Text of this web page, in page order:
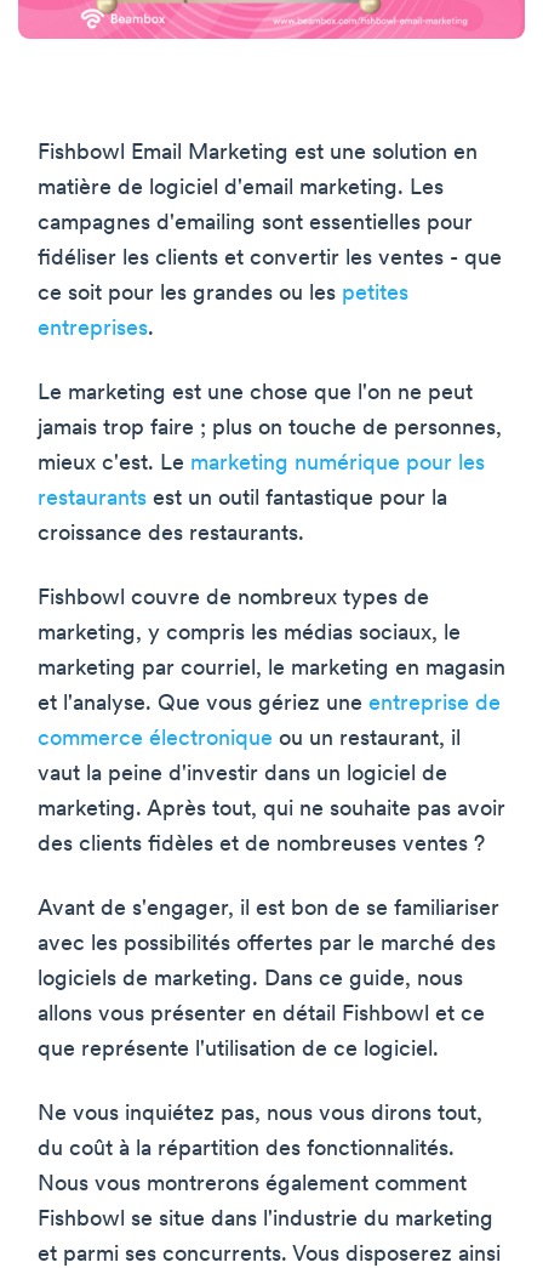
Fishbowl Email Marketing est une solution en
matière de logiciel d'email marketing. Les
campagnes d'emailing sont essentielles pour
fidéliser les clients et convertir les ventes - que
ce soit pour les grandes ou les petites
entreprises.
Le marketing est une chose que l'on ne peut
jamais trop faire ; plus on touche de personnes,
mieux c'est. Le marketing numérique pour les
restaurants est un outil fantastique pour la
croissance des restaurants.
Fishbowl couvre de nombreux types de
marketing, y compris les médias sociaux, le
marketing par courriel, le marketing en magasin
et l'analyse. Que vous gériez une entreprise de
commerce électronique ou un restaurant, il
vaut la peine d'investir dans un logiciel de
marketing. Après tout, qui ne souhaite pas avoir
des clients fidèles et de nombreuses ventes ?
Avant de s'engager, il est bon de se familiariser
avec les possibilités offertes par le marché des
logiciels de marketing. Dans ce guide, nous
allons vous présenter en détail Fishbowl et ce
que représente l'utilisation de ce logiciel.
Ne vous inquiétez pas, nous vous dirons tout,
du coût à la répartition des fonctionnalités.
Nous vous montrerons également comment
Fishbowl se situe dans l'industrie du marketing
et parmi ses concurrents. Vous disposerez ainsi